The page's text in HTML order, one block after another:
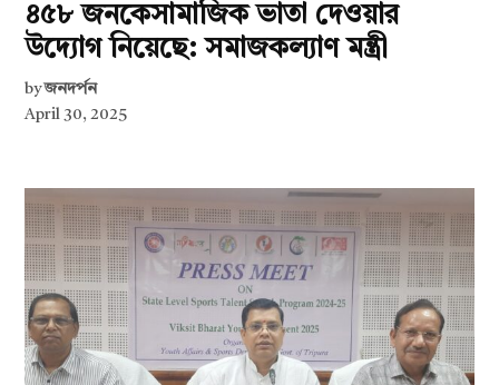
৪৫৮ জনকেসামাজিক ভাতা দেওয়ার
উদ্যোগ নিয়েছে: সমাজকল্যাণ মন্ত্রী
by জনদর্পন
April 30, 2025